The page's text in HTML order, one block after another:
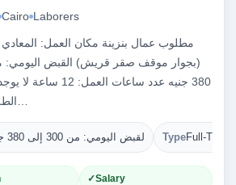
Cairo Laborers
380 جنيه عدد ساعات
لقبض اليومي: من 300 إلى 380 جنيه TypeFull-Time
Salary